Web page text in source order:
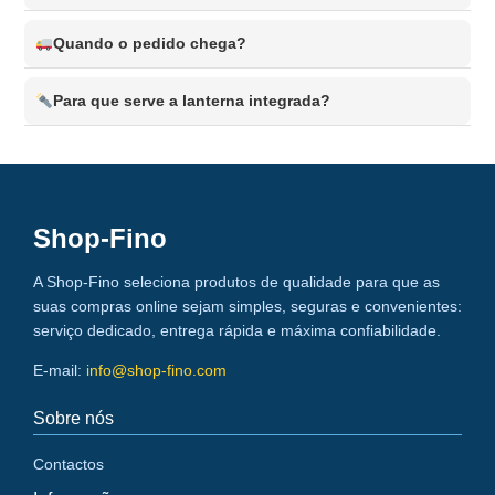
impactos, quedas e desgaste diário. Perfeito para trabalho
e esportes.
contra defeitos de fabricação. Atendimento ao cliente
disponível em português.
Quando o pedido chega?
pode escolher pagamento na entrega ou pagamento online
seguro.
Para que serve a lanterna integrada?
baixa visibilidade: procurar chaves no escuro, caminhar à
Shop-Fino
A Shop-Fino seleciona produtos de qualidade para que as
suas compras online sejam simples, seguras e convenientes:
serviço dedicado, entrega rápida e máxima confiabilidade.
E-mail: info@shop-fino.com
Sobre nós
Contactos